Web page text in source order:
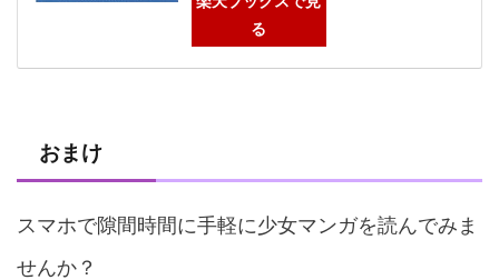
る
おまけ
スマホで隙間時間に手軽に少女マンガを読んでみま
せんか？